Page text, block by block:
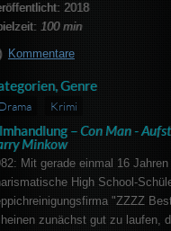
2018
100 min
Kommentare
Genre
Drama Krimi
–Con Man -
Minkow
Mit gerade einmal 16
High School-
"ZZZZ
zunächst gut zu laufen,